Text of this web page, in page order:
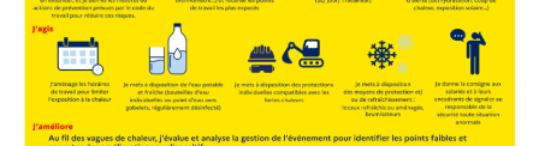
découvrez
la
plateforme
U2P